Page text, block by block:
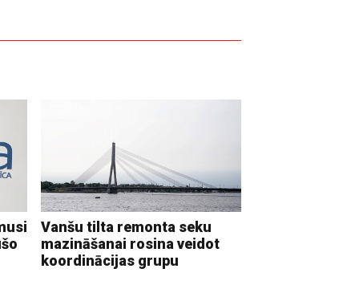
Vanšu tilta remonta seku
mazināšanai rosina veidot
koordinācijas grupu